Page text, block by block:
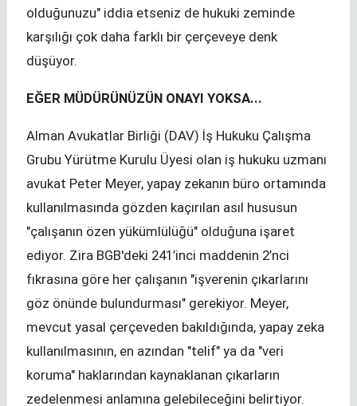
olduğunuzu" iddia etseniz de hukuki zeminde
karşılığı çok daha farklı bir çerçeveye denk
düşüyor.
EĞER MÜDÜRÜNÜZÜN ONAYI YOKSA...
Alman Avukatlar Birliği (DAV) İş Hukuku Çalışma
Grubu Yürütme Kurulu Üyesi olan iş hukuku uzmanı
avukat Peter Meyer, yapay zekanın büro ortamında
kullanılmasında gözden kaçırılan asıl hususun
"çalışanın özen yükümlülüğü" olduğuna işaret
ediyor. Zira BGB'deki 241’inci maddenin 2’nci
fıkrasına göre her çalışanın "işverenin çıkarlarını
göz önünde bulundurması" gerekiyor. Meyer,
mevcut yasal çerçeveden bakıldığında, yapay zeka
kullanılmasının, en azından "telif" ya da "veri
koruma" haklarından kaynaklanan çıkarların
zedelenmesi anlamına gelebileceğini belirtiyor.